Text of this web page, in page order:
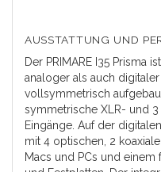
AUSSTATTUNG UND
Der PRIMARE I35 Prisma
analoger als auch
vollsymmetrisch
symmetrische XLR- und
Eingänge. Auf der
mit 4 optischen, 2
Macs und PCs und